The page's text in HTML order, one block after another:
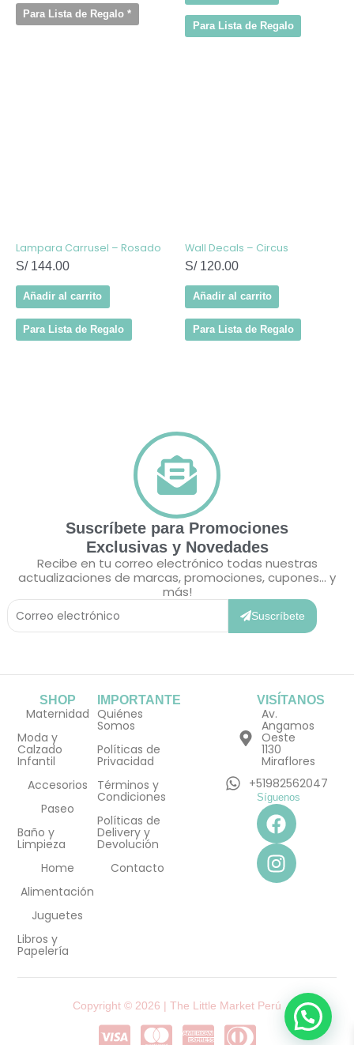
Para Lista de Regalo *
Para Lista de Regalo
Lampara Carrusel – Rosado
S/144.00
Añadir al carrito
Para Lista de Regalo
Wall Decals – Circus
S/120.00
Añadir al carrito
Para Lista de Regalo
Suscríbete para Promociones
Exclusivas y Novedades
Recibe en tu correo electrónico todas nuestras
actualizaciones de marcas, promociones, cupones... y
más!
Correo
Electrónico
Suscríbete
SHOP
Maternidad
Moda y
Calzado
Infantil
Accesorios
Paseo
Baño y
Limpieza
Home
Alimentación
Juguetes
Libros y
Papelería
IMPORTANTE
Quiénes
Somos
Políticas de
Privacidad
Términos y
Condiciones
Políticas de
Delivery y
Devolución
Contacto
VISÍTANOS
Av.
Angamos
Oeste
1130
Miraflores
+51982562047
Síguenos
F
a
c
e
b
I
n
s
t
a
m
Copyright © 2026 | The Little Market Perú